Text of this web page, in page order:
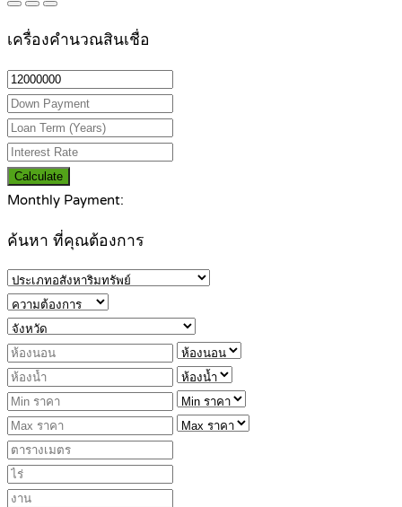
เครื่องคำนวณสินเชื่อ
Calculate
Monthly Payment:
ค้นหา ที่คุณต้องการ